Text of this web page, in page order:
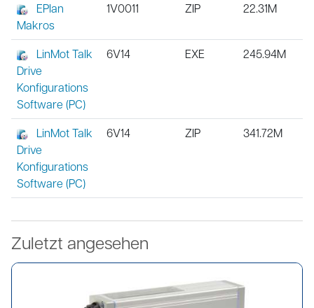
EPlan
Makros
1V0011 ZIP 22.31M
LinMot Talk
Drive
Konfigurations
Software (PC)
6V14 EXE 245.94M
LinMot Talk
Drive
Konfigurations
Software (PC)
6V14 ZIP 341.72M
Zuletzt angesehen